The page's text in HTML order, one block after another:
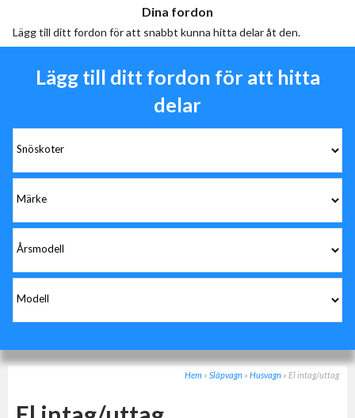
Dina fordon
Lägg till ditt fordon för att snabbt kunna hitta delar åt den.
Lägg till ditt fordon för att hitta
delar
Hem » Släpvagn » Husvagn » El intag/uttag